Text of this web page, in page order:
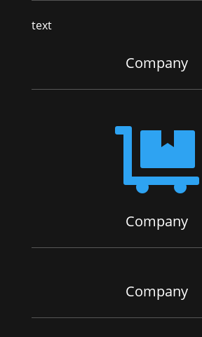
text
Company

Company
Company